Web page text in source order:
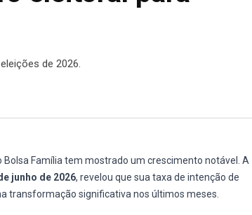
de 2026.
Bolsa Família tem mostrado um crescimento notável. A
junho de 2026, revelou que sua taxa de intenção de
transformação significativa nos últimos meses.